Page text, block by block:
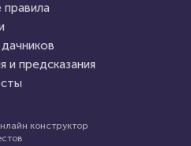
11342
конструктор
и предсказания